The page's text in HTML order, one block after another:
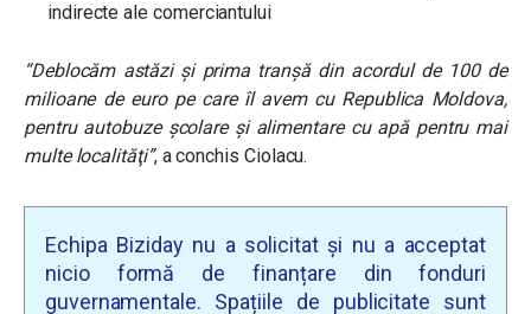
indirecte ale comerciantului
“Deblocăm astăzi şi prima tranşă din acordul de 100 de
milioane de euro pe care îl avem cu Republica Moldova,
pentru autobuze şcolare şi alimentare cu apă pentru mai
multe localităţi”, a conchis Ciolacu.
Echipa Biziday nu a solicitat și nu a acceptat
nicio formă de finanțare din fonduri
guvernamentale. Spațiile de publicitate sunt